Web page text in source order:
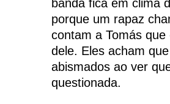
porque um rapaz
contam a Tomás
dele. Eles acham
abismados ao ver
questionada.